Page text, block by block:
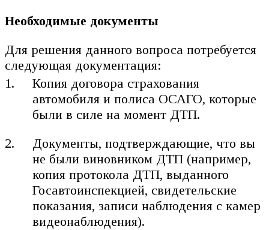
Необходимые документы
Для решения данного вопроса потребуется
следующая документация:
Копия договора страхования
автомобиля и полиса ОСАГО, которые
были в силе на момент ДТП.
Документы, подтверждающие, что вы
не были виновником ДТП (например,
копия протокола ДТП, выданного
Госавтоинспекцией, свидетельские
показания, записи наблюдения с камер
видеонаблюдения).